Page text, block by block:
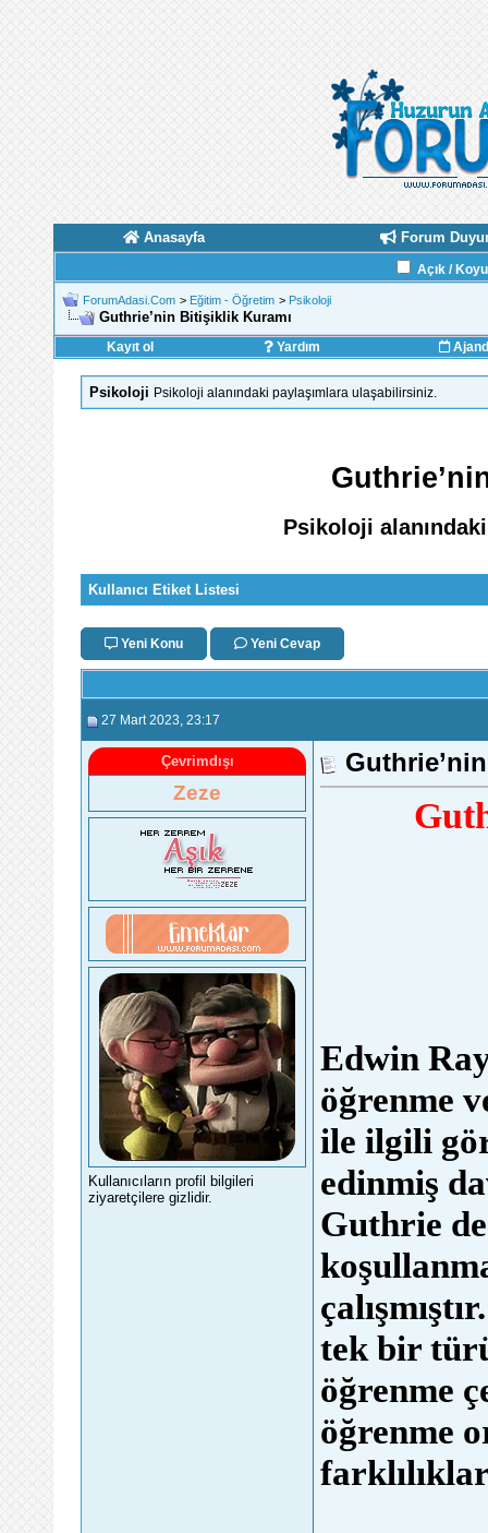
Anasayfa Forum
Açık /
ForumAdasi.Com > Eğitim - Öğretim > Psikoloji
Guthrie’nin Bitişiklik Kuramı
Kayıt ol Yardım
Psikoloji Psikoloji alanındaki paylaşımlara ulaşabilirsiniz.
Psikoloji
Kullanıcı Etiket Listesi
Yeni Konu Yeni Cevap
27 Mart 2023 , 23:17
Çevrimdışı
Zeze
Kullanıcıların profil bilgileri
ziyaretçilere gizlidir.
Edwin
öğrenme
ile ilgili
edinmiş
Guthrie
tek bir
öğrenme
öğrenme